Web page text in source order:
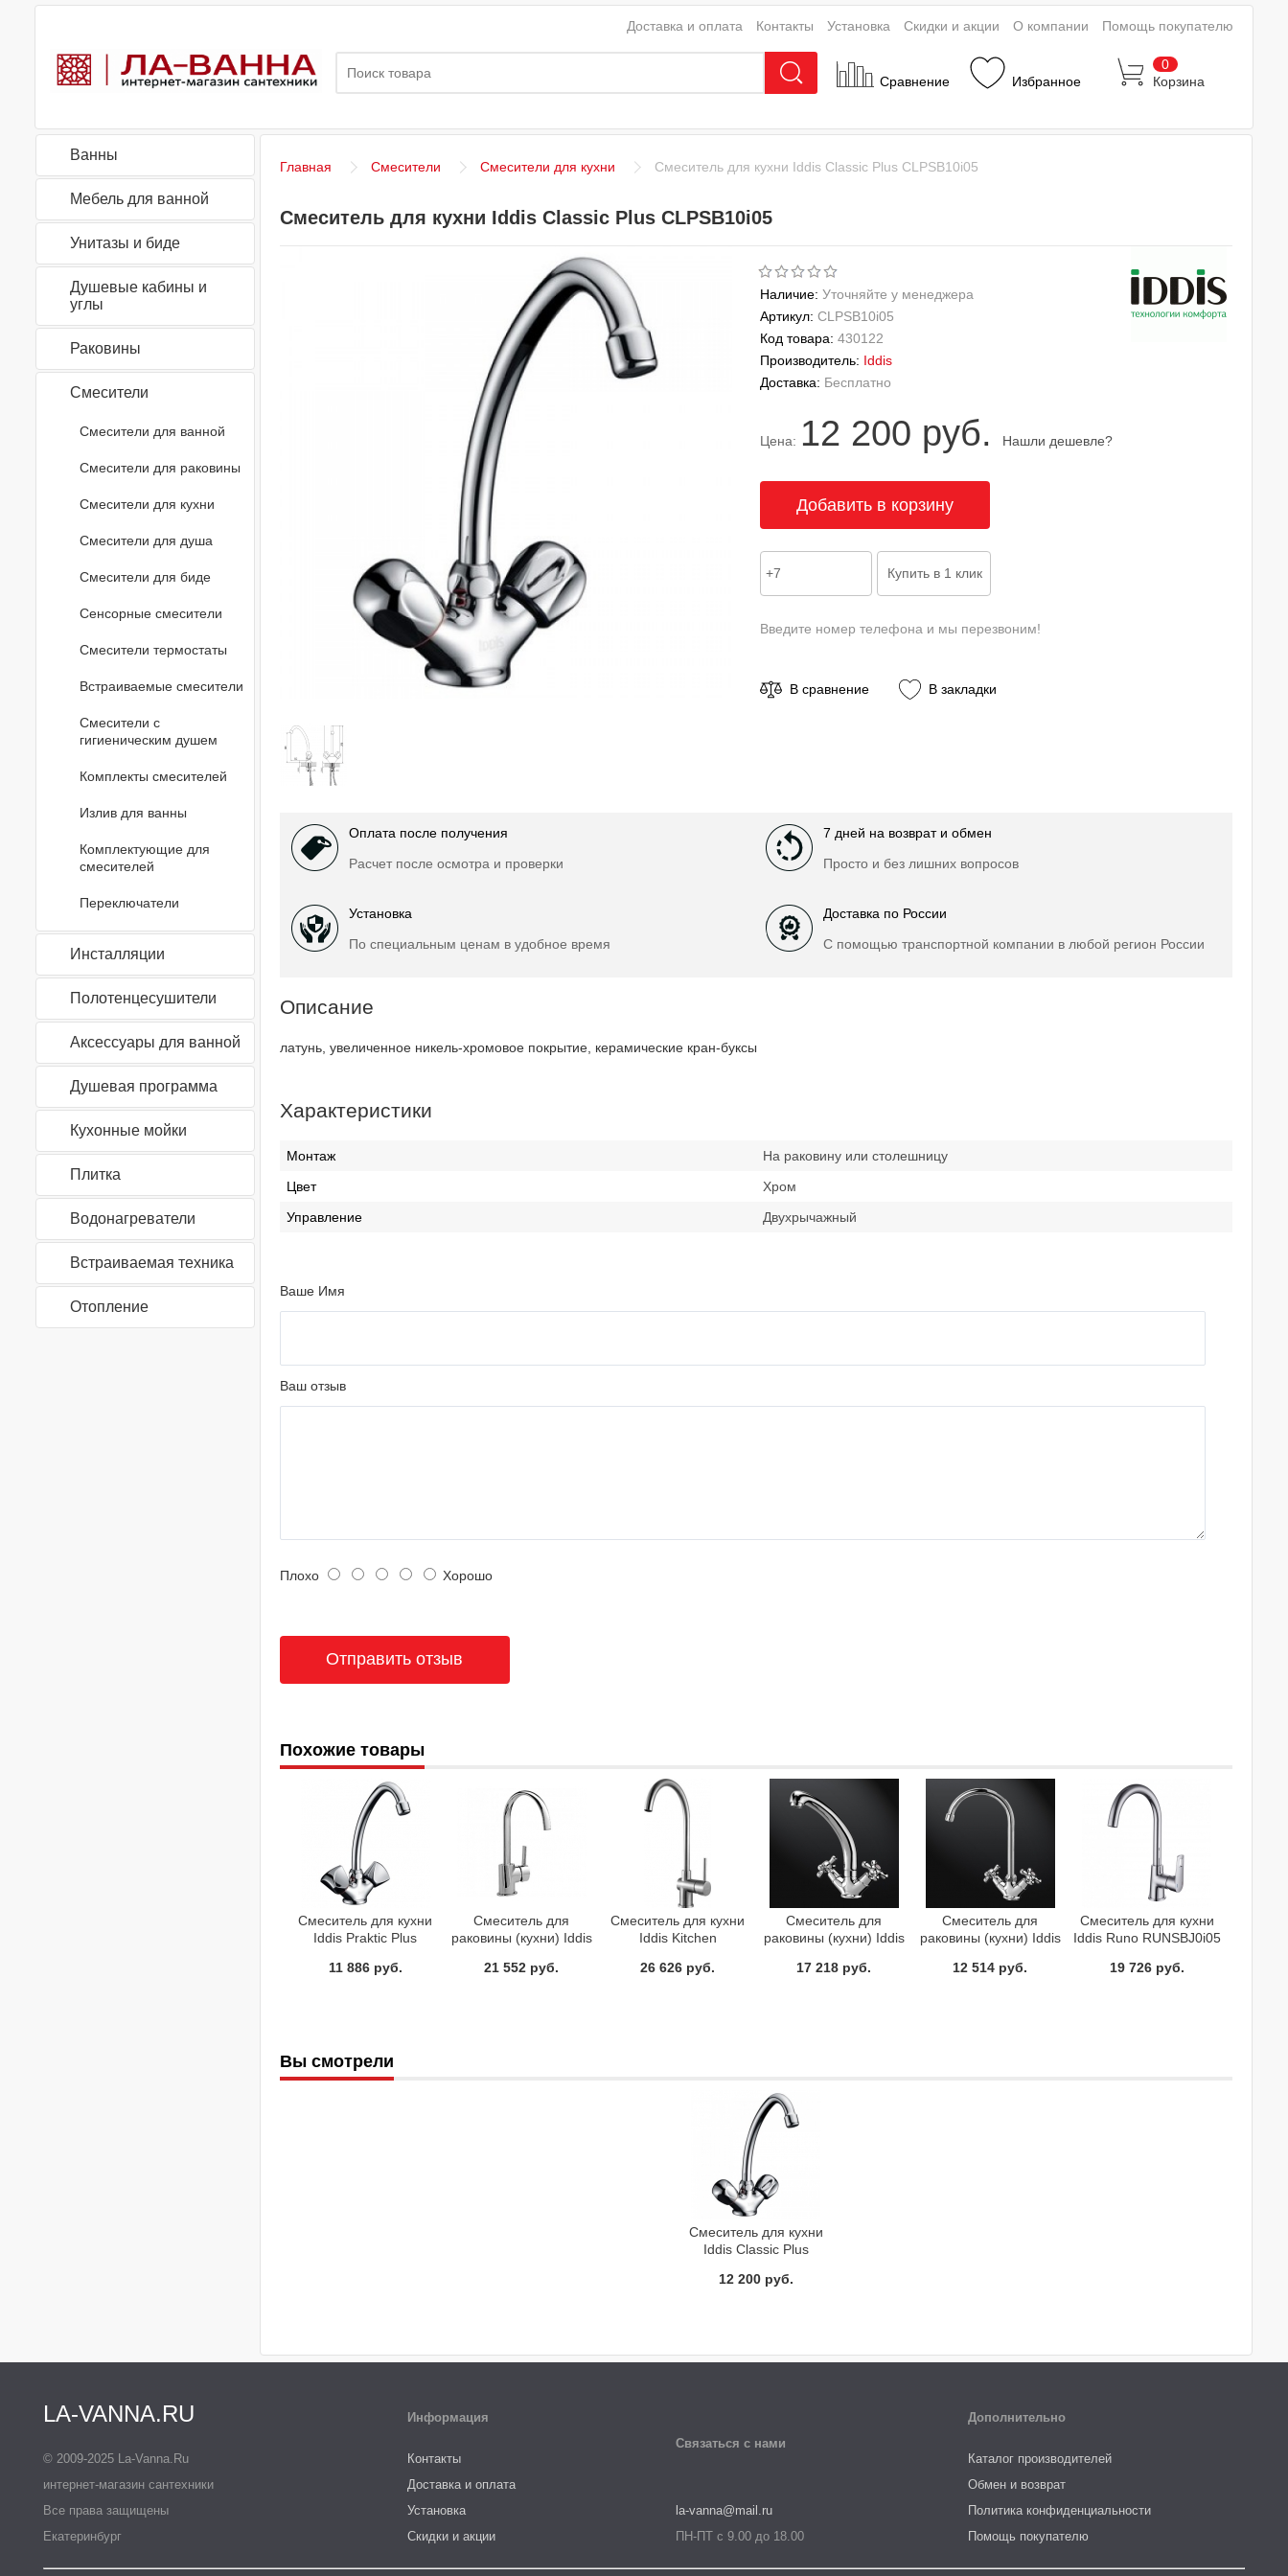
Сравнение Избранное
0
Корзина
Доставка и оплата Контакты Установка Скидки и акции О компании Помощь покупателю
Ванны
Мебель для ванной
Унитазы и биде
Душевые кабины и
углы
Раковины
Смесители
Смесители для ванной
Смесители для раковины
Смесители для кухни
Смесители для душа
Смесители для биде
Сенсорные смесители
Смесители термостаты
Встраиваемые смесители
Смесители с
гигиеническим душем
Комплекты смесителей
Излив для ванны
Комплектующие для
смесителей
Переключатели
Инсталляции
Полотенцесушители
Аксессуары для ванной
Душевая программа
Кухонные мойки
Плитка
Водонагреватели
Встраиваемая техника
Отопление
Главная Смесители Смесители для кухни Смеситель для кухни Iddis Classic Plus CLPSB10i05
Смеситель для кухни Iddis Classic Plus CLPSB10i05
Наличие: Уточняйте у менеджера
Артикул: CLPSB10i05
Код товара: 430122
Производитель: Iddis
Доставка: Бесплатно
Цена: 12 200 руб. Нашли дешевле?
Введите номер телефона и мы перезвоним!
В сравнение В закладки
Оплата после получения
Расчет после осмотра и проверки
7 дней на возврат и обмен
Просто и без лишних вопросов
Установка
По специальным ценам в удобное время
Доставка по России
С помощью транспортной компании в любой регион России
Описание
латунь, увеличенное никель-хромовое покрытие, керамические кран-буксы
Характеристики
Монтаж
На раковину или столешницу
Цвет
Хром
Управление
Двухрычажный
Ваше Имя
Ваш отзыв
Плохо Хорошо
Похожие товары
Смеситель для кухни
Iddis Praktic Plus
11 886 руб.
Смеситель для
раковины (кухни) Iddis
21 552 руб.
Смеситель для кухни
Iddis Kitchen
26 626 руб.
Смеситель для
раковины (кухни) Iddis
17 218 руб.
Смеситель для
раковины (кухни) Iddis
12 514 руб.
Смеситель для кухни
Iddis Runo RUNSBJ0i05
19 726 руб.
Вы смотрели
Смеситель для кухни
Iddis Classic Plus
12 200 руб.
LA-VANNA.RU
© 2009-2025 La-Vanna.Ru
интернет-магазин сантехники
Все права защищены
Екатеринбург
Информация
Контакты
Доставка и оплата
Установка
Скидки и акции
Связаться с нами
la-vanna@mail.ru
ПН-ПТ с 9.00 до 18.00
Дополнительно
Каталог производителей
Обмен и возврат
Политика конфиденциальности
Помощь покупателю